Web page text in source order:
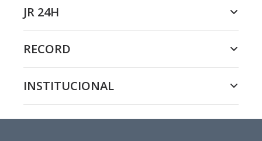
JR 24H
RECORD
INSTITUCIONAL